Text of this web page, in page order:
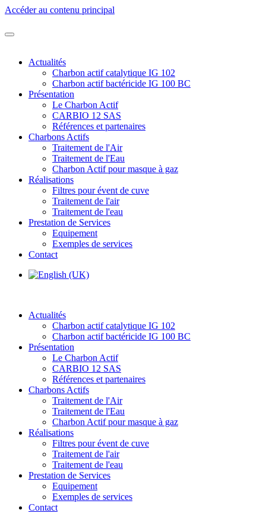
Accéder au contenu principal
Actualités
Charbon actif catalytique IG 102
Charbon actif bactéricide IG 100 BC
Présentation
Le Charbon Actif
CARBIO 12 SAS
Références et partenaires
Charbons Actifs
Traitement de l'Air
Traitement de l'Eau
Charbon Actif pour masque à gaz
Réalisations
Filtres pour évent de cuve
Traitement de l'air
Traitement de l'eau
Prestation de Services
Equipement
Exemples de services
Contact
Actualités
Charbon actif catalytique IG 102
Charbon actif bactéricide IG 100 BC
Présentation
Le Charbon Actif
CARBIO 12 SAS
Références et partenaires
Charbons Actifs
Traitement de l'Air
Traitement de l'Eau
Charbon Actif pour masque à gaz
Réalisations
Filtres pour évent de cuve
Traitement de l'air
Traitement de l'eau
Prestation de Services
Equipement
Exemples de services
Contact